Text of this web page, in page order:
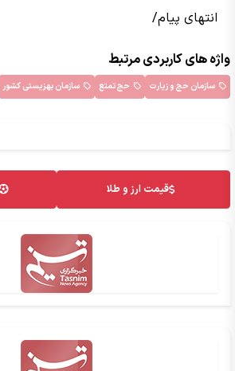
انتهای پیام/
واژه های کاربردی مرتبط
سازمان حج و زیارت حج تمتع سازمان بهزیستی کشور
قیمت ارز و طلا